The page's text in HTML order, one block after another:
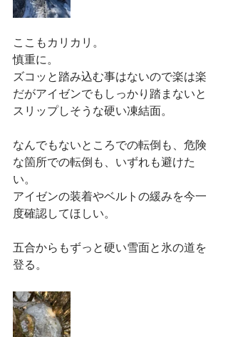
ここもカリカリ。
慎重に。
ズコッと踏み込む事はないので楽は楽
だがアイゼンでもしっかり踏まないと
スリップしそうな硬い凍結面。
なんでもないところでの転倒も、危険
な箇所での転倒も、いずれも避けた
い。
アイゼンの装着やベルトの緩みを今一
度確認してほしい。
五合からもずっと硬い雪面と氷の道を
登る。